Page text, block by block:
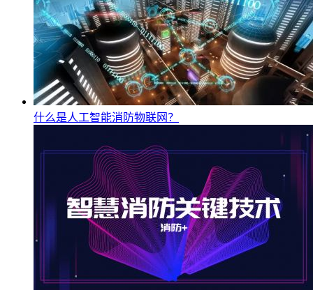
什么是人工智能消防物联网？